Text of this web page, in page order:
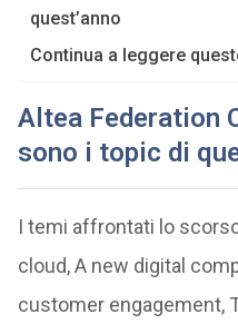
quest’anno
Continua a leggere
Altea Federation
sono i topic di
I temi affrontati lo
cloud, A new digital
customer engagement,